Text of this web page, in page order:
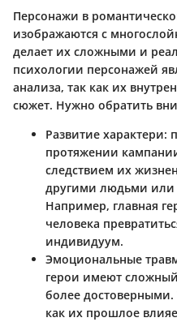
Персонажи в
изображаются с
делает их сложными и
психологии персонажей
анализа, так как их
сюжет. Нужно обратить
Развитие характери:
протяжении
следствием их
другими людьми или
Например, главная
человека
индивидуум.
Эмоциональные
герои имеют
более
как их прошлое